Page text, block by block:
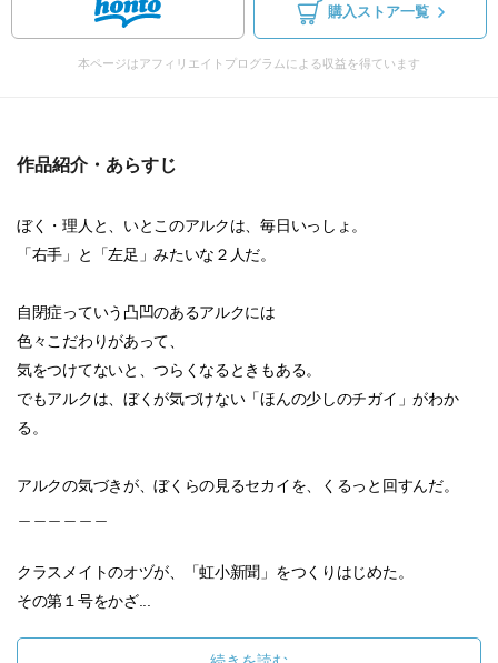
購入ストア一覧
本ページはアフィリエイトプログラムによる収益を得ています
作品紹介・あらすじ
ぼく・理人と、いとこのアルクは、毎日いっしょ。
「右手」と「左足」みたいな２人だ。
自閉症っていう凸凹のあるアルクには
色々こだわりがあって、
気をつけてないと、つらくなるときもある。
でもアルクは、ぼくが気づけない「ほんの少しのチガイ」がわか
る。
アルクの気づきが、ぼくらの見るセカイを、くるっと回すんだ。
クラスメイトのオヅが、「虹小新聞」をつくりはじめた。
その第１号をかざ...